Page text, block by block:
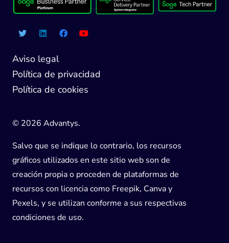
Aviso legal
Política de privacidad
Política de cookies
© 2026 Advantys.
Salvo que se indique lo contrario, los recursos
gráficos utilizados en este sitio web son de
creación propia o proceden de plataformas de
recursos con licencia como Freepik, Canva y
Pexels, y se utilizan conforme a sus respectivas
condiciones de uso.